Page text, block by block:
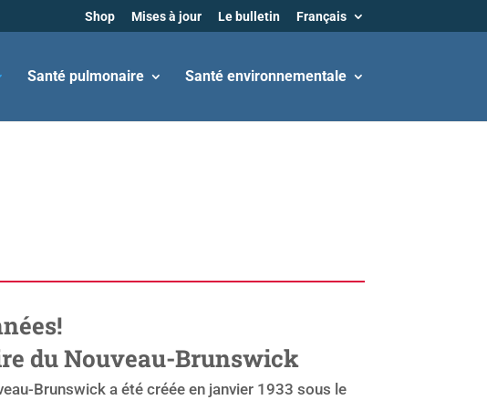
Shop Mises à jour Le bulletin Français
Santé pulmonaire Santé environnementale
du Nouveau-Brunswick
Brunswick a été créée en janvier 1933 sous le